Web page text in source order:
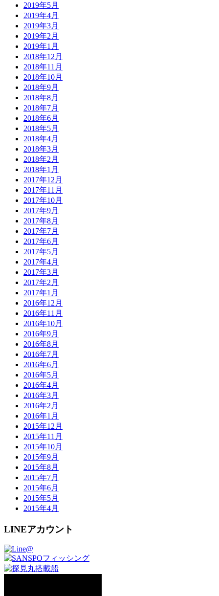
2019年5月
2019年4月
2019年3月
2019年2月
2019年1月
2018年12月
2018年11月
2018年10月
2018年9月
2018年8月
2018年7月
2018年6月
2018年5月
2018年4月
2018年3月
2018年2月
2018年1月
2017年12月
2017年11月
2017年10月
2017年9月
2017年8月
2017年7月
2017年6月
2017年5月
2017年4月
2017年3月
2017年2月
2017年1月
2016年12月
2016年11月
2016年10月
2016年9月
2016年8月
2016年7月
2016年6月
2016年5月
2016年4月
2016年3月
2016年2月
2016年1月
2015年12月
2015年11月
2015年10月
2015年9月
2015年8月
2015年7月
2015年6月
2015年5月
2015年4月
LINEアカウント